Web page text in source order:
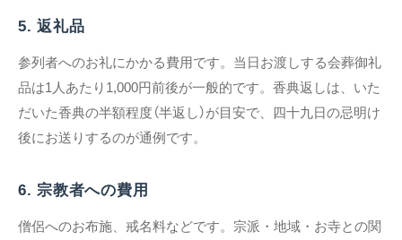
5. 返礼品
参列者へのお礼にかかる費用です。当日お渡しする会葬御礼
品は1人あたり1,000円前後が一般的です。香典返しは、いた
だいた香典の半額程度（半返し）が目安で、四十九日の忌明け
後にお送りするのが通例です。
6. 宗教者への費用
僧侶へのお布施、戒名料などです。宗派・地域・お寺との関